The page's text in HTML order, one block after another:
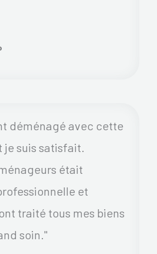
déménagé avec cette
suis satisfait.
était
et
traité tous mes biens
soin."